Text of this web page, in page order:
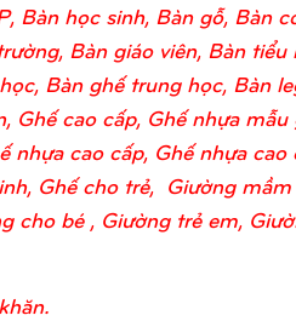
Bàn học sinh, Bàn gỗ, Bàn
Bàn giáo viên, Bàn tiểu
Bàn ghế trung học, Bàn
Ghế cao cấp, Ghế nhựa mẫu
nhựa cao cấp, Ghế nhựa cao
Ghế cho trẻ, Giường
cho bé , Giường trẻ em,